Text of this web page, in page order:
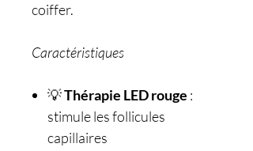
coiffer.
Caractéristiques
💡Thérapie LED rouge :
stimule les follicules
capillaires